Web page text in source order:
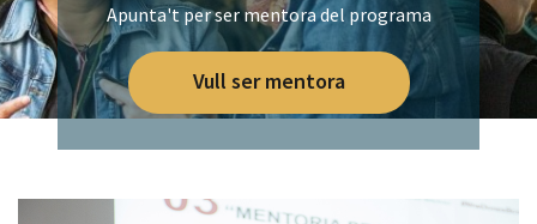
Apunta't per ser mentora del programa
Vull ser mentora